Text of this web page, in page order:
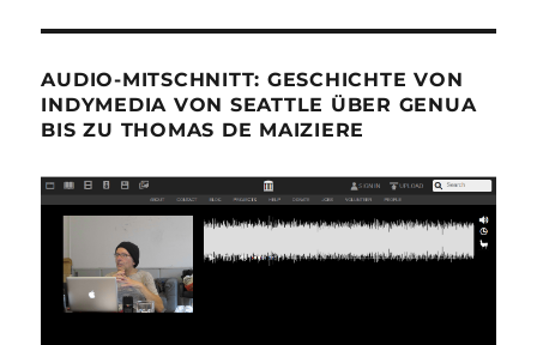
AUDIO-MITSCHNITT: GESCHICHTE VON
INDYMEDIA VON SEATTLE ÜBER GENUA
BIS ZU THOMAS DE MAIZIERE